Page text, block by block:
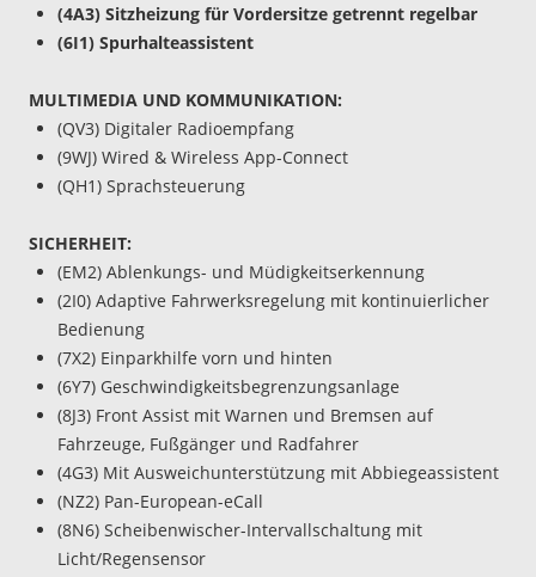
(4A3) Sitzheizung für Vordersitze getrennt regelbar
(6I1) Spurhalteassistent
MULTIMEDIA UND KOMMUNIKATION:
(QV3) Digitaler Radioempfang
(9WJ) Wired & Wireless App-Connect
(QH1) Sprachsteuerung
SICHERHEIT:
(EM2) Ablenkungs- und Müdigkeitserkennung
(2I0) Adaptive Fahrwerksregelung mit kontinuierlicher
Bedienung
(7X2) Einparkhilfe vorn und hinten
(6Y7) Geschwindigkeitsbegrenzungsanlage
(8J3) Front Assist mit Warnen und Bremsen auf
Fahrzeuge, Fußgänger und Radfahrer
(4G3) Mit Ausweichunterstützung mit Abbiegeassistent
(NZ2) Pan-European-eCall
(8N6) Scheibenwischer-Intervallschaltung mit
Licht/Regensensor